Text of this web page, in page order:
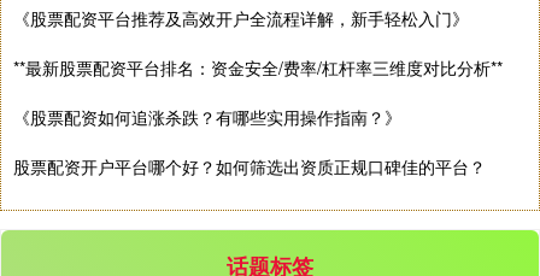
创业板指 3563.12 +47.56 +1.35%
《股票配资平台推荐及高效开户全流程详解，新手轻松入门》
**最新股票配资平台排名：资金安全/费率/杠杆率三维度对比分析**
《股票配资如何追涨杀跌？有哪些实用操作指南？》
股票配资开户平台哪个好？如何筛选出资质正规口碑佳的平台？
话题标签